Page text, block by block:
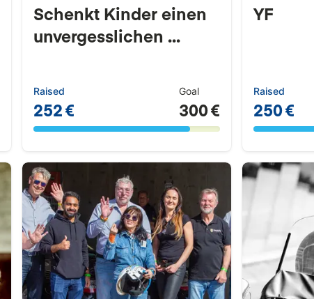
Schenkt Kinder einen
unvergesslichen ...
Raised
252 €
Goal
300 €
YF
Raised
250 €